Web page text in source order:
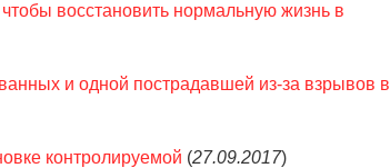
восстановить нормальную жизнь в
и одной пострадавшей из-за взрывов в
контролируемой (27.09.2017)